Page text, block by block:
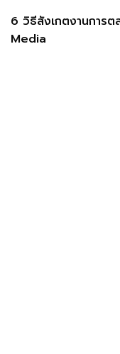
6 วิธีสังเกตงานการ
Media